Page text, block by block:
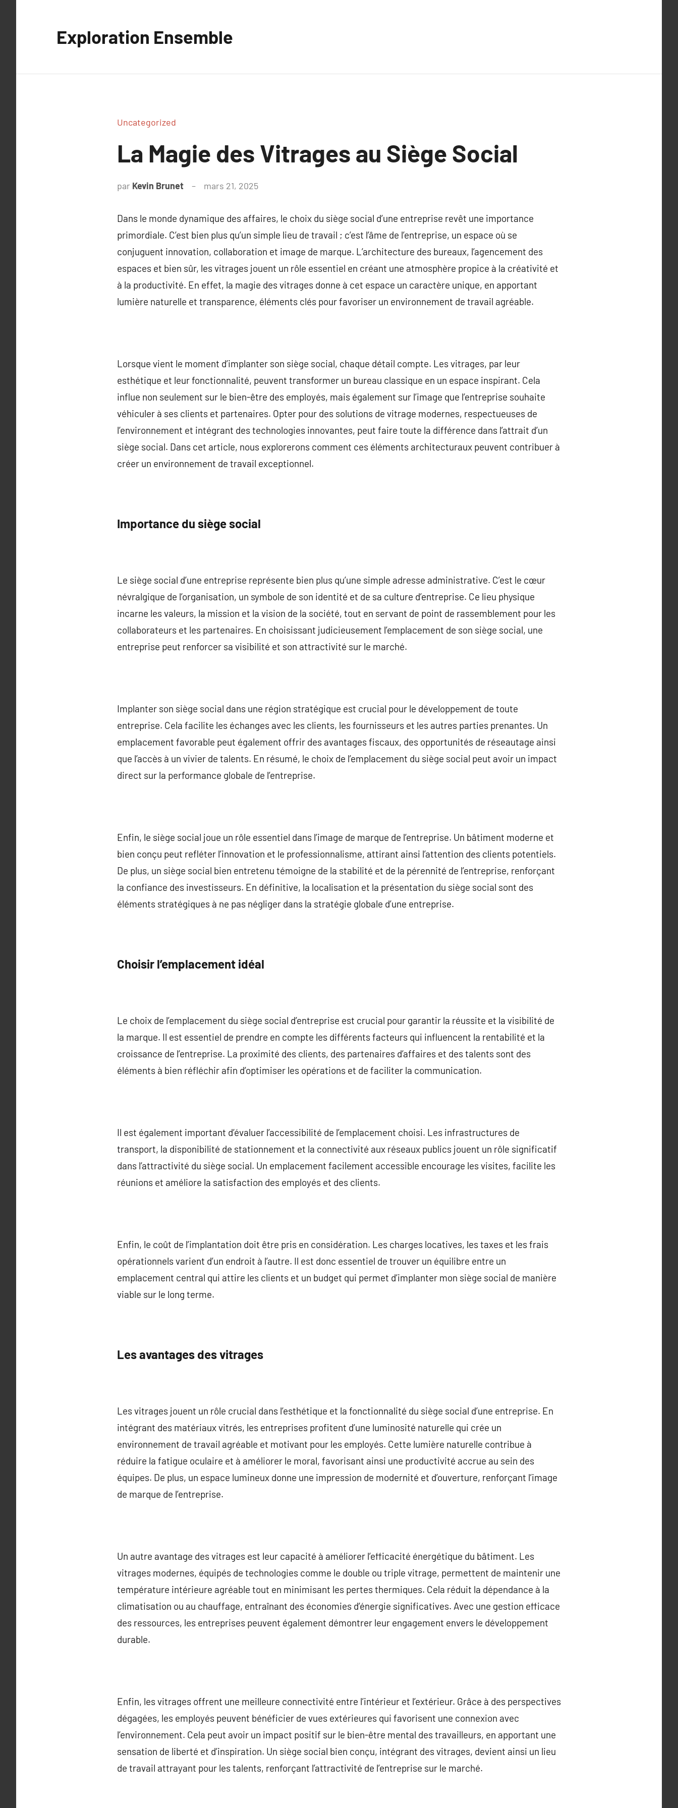
Exploration Ensemble
Uncategorized
La Magie des Vitrages au Siège Social
par Kevin Brunet mars 21, 2025
Dans le monde dynamique des affaires, le choix du siège social d’une entreprise revêt une importance
primordiale. C’est bien plus qu’un simple lieu de travail ; c’est l’âme de l’entreprise, un espace où se
conjuguent innovation, collaboration et image de marque. L’architecture des bureaux, l’agencement des
espaces et bien sûr, les vitrages jouent un rôle essentiel en créant une atmosphère propice à la créativité et
à la productivité. En effet, la magie des vitrages donne à cet espace un caractère unique, en apportant
lumière naturelle et transparence, éléments clés pour favoriser un environnement de travail agréable.
Lorsque vient le moment d’implanter son siège social, chaque détail compte. Les vitrages, par leur
esthétique et leur fonctionnalité, peuvent transformer un bureau classique en un espace inspirant. Cela
influe non seulement sur le bien-être des employés, mais également sur l’image que l’entreprise souhaite
véhiculer à ses clients et partenaires. Opter pour des solutions de vitrage modernes, respectueuses de
l’environnement et intégrant des technologies innovantes, peut faire toute la différence dans l’attrait d’un
siège social. Dans cet article, nous explorerons comment ces éléments architecturaux peuvent contribuer à
créer un environnement de travail exceptionnel.
Importance du siège social
Le siège social d’une entreprise représente bien plus qu’une simple adresse administrative. C’est le cœur
névralgique de l’organisation, un symbole de son identité et de sa culture d’entreprise. Ce lieu physique
incarne les valeurs, la mission et la vision de la société, tout en servant de point de rassemblement pour les
collaborateurs et les partenaires. En choisissant judicieusement l’emplacement de son siège social, une
entreprise peut renforcer sa visibilité et son attractivité sur le marché.
Implanter son siège social dans une région stratégique est crucial pour le développement de toute
entreprise. Cela facilite les échanges avec les clients, les fournisseurs et les autres parties prenantes. Un
emplacement favorable peut également offrir des avantages fiscaux, des opportunités de réseautage ainsi
que l’accès à un vivier de talents. En résumé, le choix de l’emplacement du siège social peut avoir un impact
direct sur la performance globale de l’entreprise.
Enfin, le siège social joue un rôle essentiel dans l’image de marque de l’entreprise. Un bâtiment moderne et
bien conçu peut refléter l’innovation et le professionnalisme, attirant ainsi l’attention des clients potentiels.
De plus, un siège social bien entretenu témoigne de la stabilité et de la pérennité de l’entreprise, renforçant
la confiance des investisseurs. En définitive, la localisation et la présentation du siège social sont des
éléments stratégiques à ne pas négliger dans la stratégie globale d’une entreprise.
Choisir l’emplacement idéal
Le choix de l’emplacement du siège social d’entreprise est crucial pour garantir la réussite et la visibilité de
la marque. Il est essentiel de prendre en compte les différents facteurs qui influencent la rentabilité et la
croissance de l’entreprise. La proximité des clients, des partenaires d’affaires et des talents sont des
éléments à bien réfléchir afin d’optimiser les opérations et de faciliter la communication.
Il est également important d’évaluer l’accessibilité de l’emplacement choisi. Les infrastructures de
transport, la disponibilité de stationnement et la connectivité aux réseaux publics jouent un rôle significatif
dans l’attractivité du siège social. Un emplacement facilement accessible encourage les visites, facilite les
réunions et améliore la satisfaction des employés et des clients.
Enfin, le coût de l’implantation doit être pris en considération. Les charges locatives, les taxes et les frais
opérationnels varient d’un endroit à l’autre. Il est donc essentiel de trouver un équilibre entre un
emplacement central qui attire les clients et un budget qui permet d’implanter mon siège social de manière
viable sur le long terme.
Les avantages des vitrages
Les vitrages jouent un rôle crucial dans l’esthétique et la fonctionnalité du siège social d’une entreprise. En
intégrant des matériaux vitrés, les entreprises profitent d’une luminosité naturelle qui crée un
environnement de travail agréable et motivant pour les employés. Cette lumière naturelle contribue à
réduire la fatigue oculaire et à améliorer le moral, favorisant ainsi une productivité accrue au sein des
équipes. De plus, un espace lumineux donne une impression de modernité et d’ouverture, renforçant l’image
de marque de l’entreprise.
Un autre avantage des vitrages est leur capacité à améliorer l’efficacité énergétique du bâtiment. Les
vitrages modernes, équipés de technologies comme le double ou triple vitrage, permettent de maintenir une
température intérieure agréable tout en minimisant les pertes thermiques. Cela réduit la dépendance à la
climatisation ou au chauffage, entraînant des économies d’énergie significatives. Avec une gestion efficace
des ressources, les entreprises peuvent également démontrer leur engagement envers le développement
durable.
Enfin, les vitrages offrent une meilleure connectivité entre l’intérieur et l’extérieur. Grâce à des perspectives
dégagées, les employés peuvent bénéficier de vues extérieures qui favorisent une connexion avec
l’environnement. Cela peut avoir un impact positif sur le bien-être mental des travailleurs, en apportant une
sensation de liberté et d’inspiration. Un siège social bien conçu, intégrant des vitrages, devient ainsi un lieu
de travail attrayant pour les talents, renforçant l’attractivité de l’entreprise sur le marché.